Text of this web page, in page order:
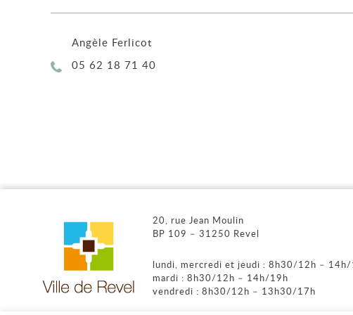
Angèle Ferlicot
Téléphone :
05 62 18 71 40
20, rue Jean Moulin
BP 109 – 31250 Revel
lundi, mercredi et jeudi : 8h30/12h –
mardi : 8h30/12h – 14h/19h
vendredi : 8h30/12h – 13h30/17h